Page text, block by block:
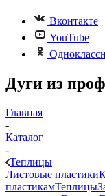
Вконтакте
YouTube
Дуги из
Главная
-
Каталог
-
Теплицы
Листовые пластики
пластикамТеплицы